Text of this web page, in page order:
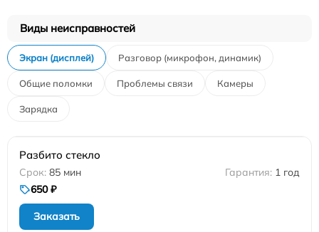
Виды неисправностей
Экран (дисплей) Разговор (микрофон, динамик)
Общие поломки Проблемы связи Камеры
Зарядка
Разбито стекло
85 мин
1 год
650 ₽
Заказать